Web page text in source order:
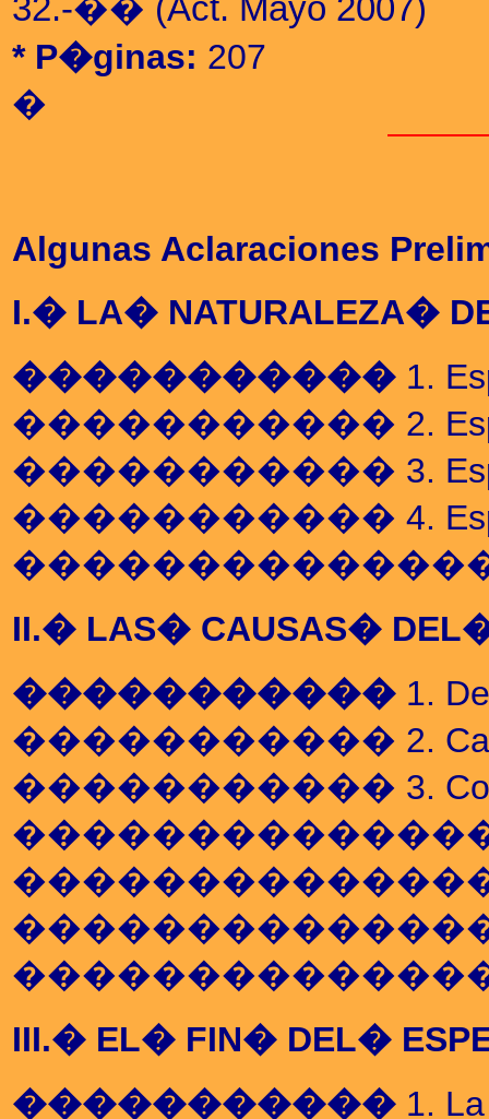
32.-�� (Act. Mayo 2007)
* P�ginas: 207
�
Algunas Aclaraciones
I.� LA� NATURALEZA�
����������� 1.
����������� 2.
����������� 3.
����������� 4.
��������������� El
II.� LAS� CAUSAS� DEL�
����������� 1.
����������� 2. Causas
����������� 3.
���������������
���������������
���������������
��������������� d.�
III.� EL� FIN� DEL�
����������� 1.